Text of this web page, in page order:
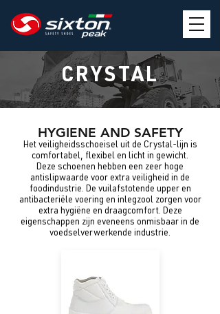
CRYSTAL
HYGIENE AND SAFETY
Het veiligheidsschoeisel uit de Crystal-lijn is
comfortabel, flexibel en licht in gewicht.
Deze schoenen hebben een zeer hoge
antislipwaarde voor extra veiligheid in de
foodindustrie. De vuilafstotende upper en
antibacteriële voering en inlegzool zorgen voor
extra hygiëne en draagcomfort. Deze
eigenschappen zijn eveneens onmisbaar in de
voedselverwerkende industrie.